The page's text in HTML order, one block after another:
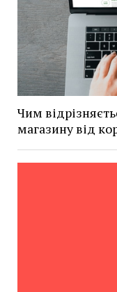
Чим
магазину від